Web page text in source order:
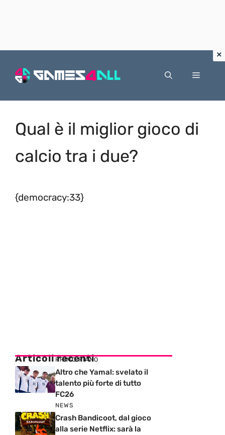
Menu
Qual è il miglior gioco di
calcio tra i due?
{democracy:33}
Articoli recenti
PRIMO PIANO
Altro che Yamal: svelato il
talento più forte di tutto
FC26
NEWS
Crash Bandicoot, dal gioco
alla serie Netflix: sarà la